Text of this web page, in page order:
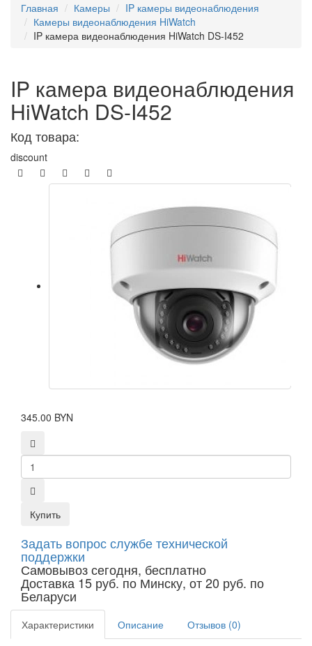
Главная Камеры
IP камеры видеонаблюдения
Камеры видеонаблюдения HiWatch
IP камера видеонаблюдения HiWatch DS-I452
IP камера видеонаблюдения
HiWatch DS-I452
Код товара:
discount
345.00 BYN
Купить
Задать вопрос службе технической
поддержки
Самовывоз сегодня, бесплатно
Доставка 15 руб. по Минску, от 20 руб. по
Беларуси
Характеристики Описание Отзывов (0)